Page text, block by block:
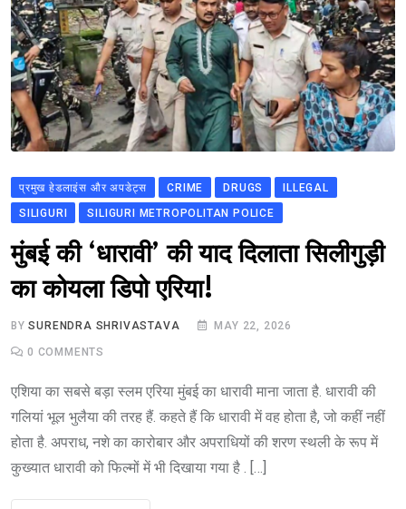
प्रमुख हेडलाइंस और अपडेट्स CRIME DRUGS
ILLEGAL
SILIGURI
SILIGURI METROPOLITAN POLICE
मुंबई की ‘धारावी’ की याद दिलाता सिलीगुड़ी
का कोयला डिपो एरिया!
BYSURENDRA SHRIVASTAVA MAY 22, 2026
0 COMMENTS
एशिया का सबसे बड़ा स्लम एरिया मुंबई का धारावी माना जाता है. धारावी की
गलियां भूल भुलैया की तरह हैं. कहते हैं कि धारावी में वह होता है, जो कहीं नहीं
होता है. अपराध, नशे का कारोबार और अपराधियों की शरण स्थली के रूप में
कुख्यात धारावी को फिल्मों में भी दिखाया गया है . […]